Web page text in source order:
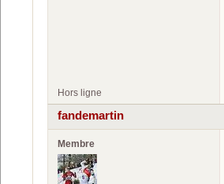
Hors ligne
fandemartin
Membre